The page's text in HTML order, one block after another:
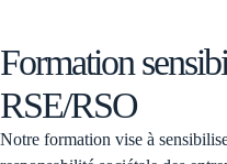
Formation
RSE/RSO
Notre formation vise à